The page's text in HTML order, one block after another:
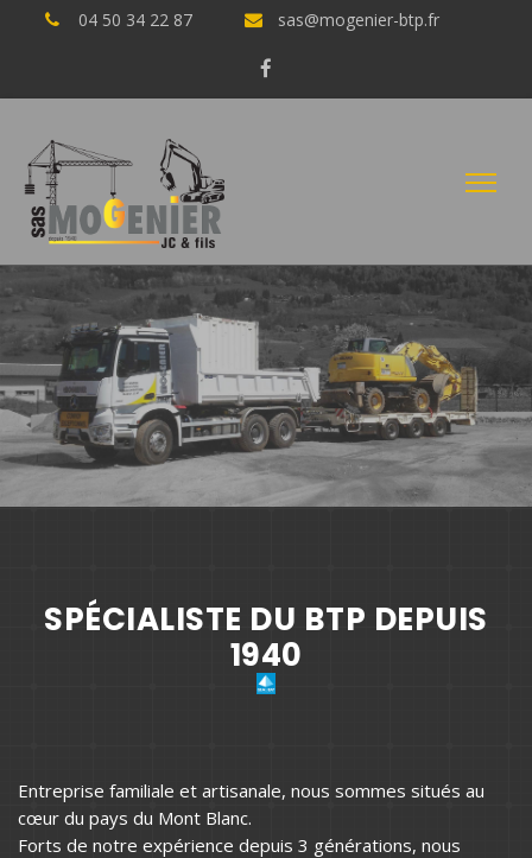
04 50 34 22 87 sas@mogenier-btp.fr
SPÉCIALISTE DU BTP DEPUIS
1940
Entreprise familiale et artisanale, nous sommes situés au
cœur du pays du Mont Blanc.
Forts de notre expérience depuis 3 générations, nous